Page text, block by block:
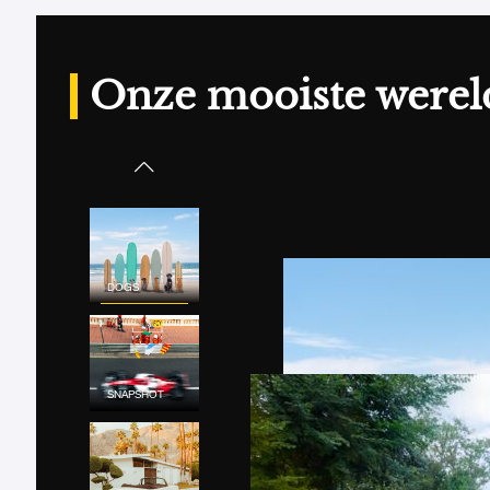
Onze mooiste
DOGS
SNAPSHOT